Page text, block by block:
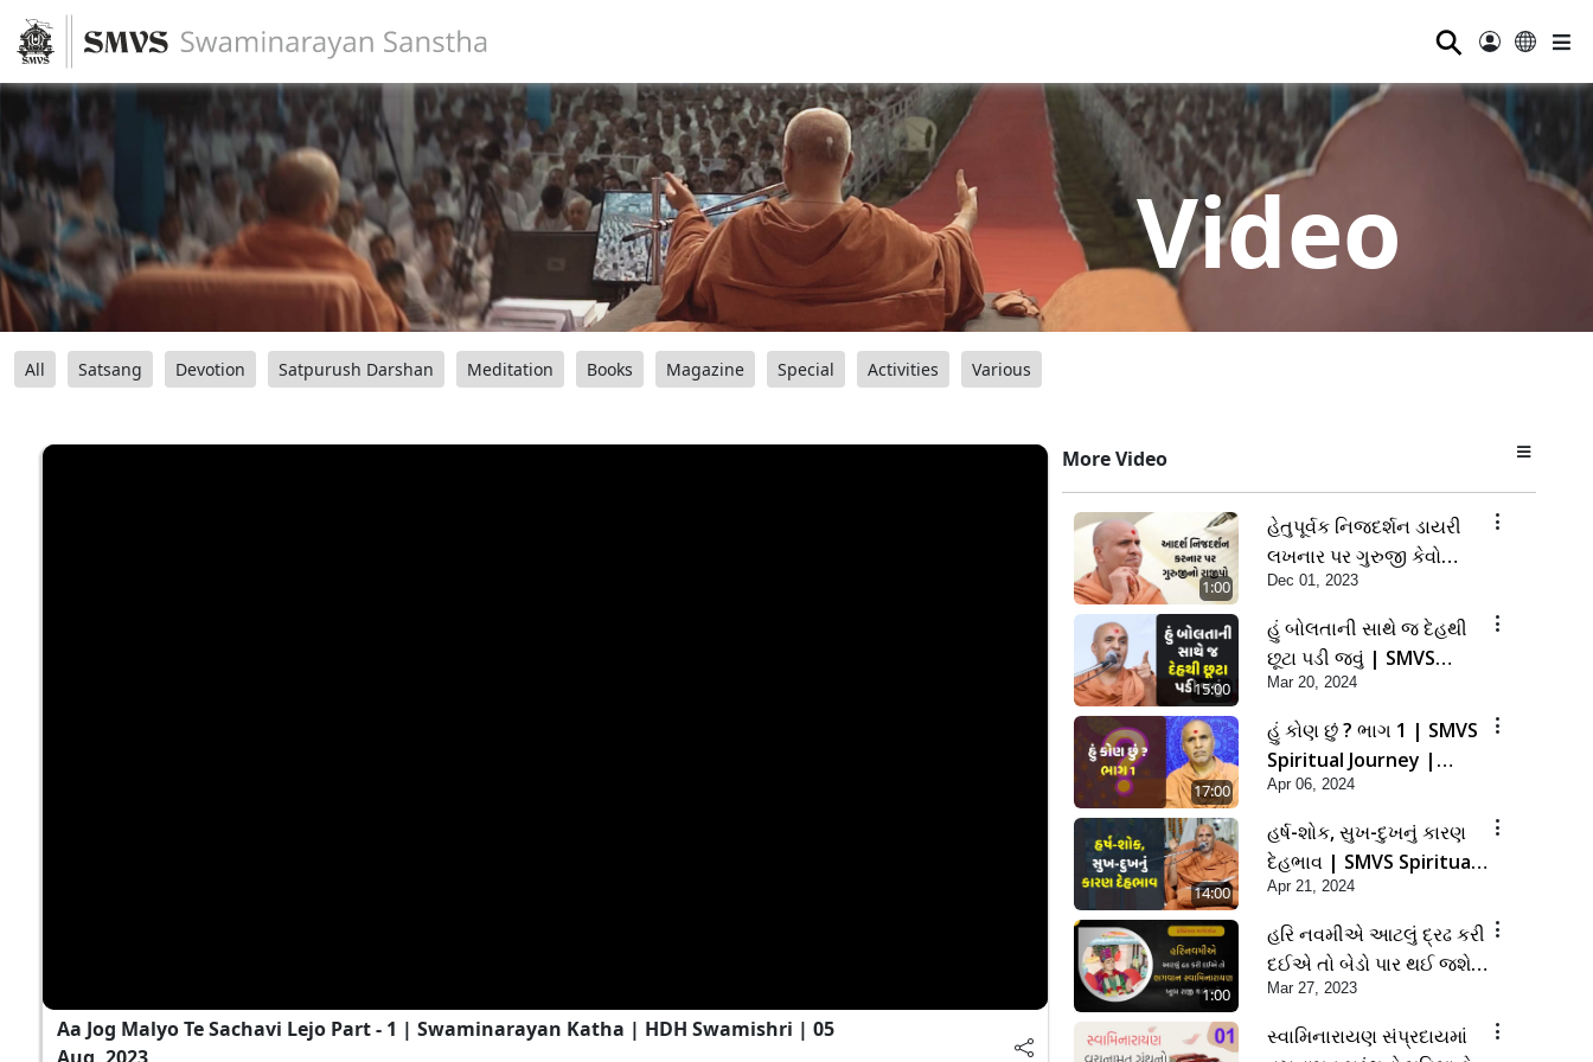
⚲
Video
All Satsang Devotion Satpurush Darshan Meditation Books Magazine Special Activities Various
Aa Jog Malyo Te Sachavi Lejo Part - 1 | Swaminarayan Katha | HDH Swamishri | 05
More Video
1:00
હેતુપૂર્વક નિજદર્શન ડાયરી
લખનાર પર ગુરુજી કેવો
રાજીપો વરસાવશે ?
Dec 01, 2023
15:00
હું બોલતાની સાથે જ દેહથી
છૂટા પડી જવું | SMVS
Spiritual Journey |
Anadimukta Gyan
Mar 20, 2024
17:00
હું કોણ છું ? ભાગ 1 | SMVS
Spiritual Journey |
Anadimukta Gyan
Apr 06, 2024
14:00
હર્ષ-શોક, સુખ-દુખનું કારણ
દેહભાવ | SMVS Spiritual
Journey | Anadimukta
Gyan
Apr 21, 2024
1:00
હરિ નવમીએ આટલું દ્રઢ કરી
દઈએ તો બેડો પાર થઈ જશે..
| Hari Navmi 2023 |
Swaninarayan | SMVS |
Mar 27, 2023
સ્વામિનારાયણ સંપ્રદાયમાં